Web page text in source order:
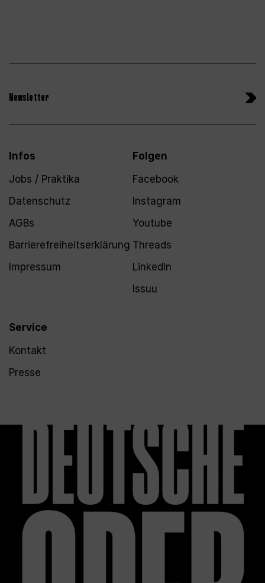
Newsletter
Infos
Jobs / Praktika
Datenschutz
AGBs
Barrierefreiheitserklärung
Impressum
Service
Kontakt
Presse
Folgen
Facebook
Instagram
Youtube
Threads
LinkedIn
Issuu